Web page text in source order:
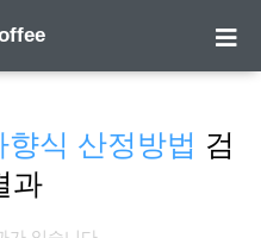
식 산정방법 검
과